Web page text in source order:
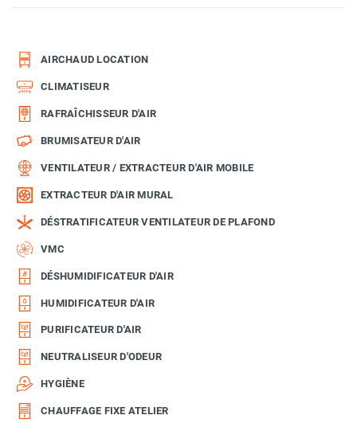
AIRCHAUD LOCATION
CLIMATISEUR
RAFRAÎCHISSEUR D'AIR
BRUMISATEUR D'AIR
VENTILATEUR / EXTRACTEUR D'AIR MOBILE
EXTRACTEUR D'AIR MURAL
DÉSTRATIFICATEUR VENTILATEUR DE PLAFOND
VMC
DÉSHUMIDIFICATEUR D'AIR
HUMIDIFICATEUR D'AIR
PURIFICATEUR D'AIR
NEUTRALISEUR D'ODEUR
HYGIÈNE
CHAUFFAGE FIXE ATELIER